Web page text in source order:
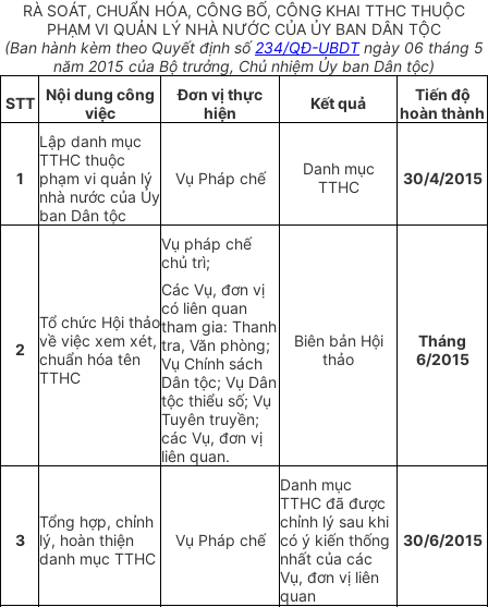
RÀ SOÁT, CHUẨN HÓA, CÔNG BỐ, CÔNG KHAI TTHC THUỘC
PHẠM VI QUẢN LÝ NHÀ NƯỚC CỦA ỦY BAN DÂN TỘC
(Ban hành kèm theo Quyết định số234/QĐ-UBDTngày 06 tháng 5
năm 2015 của Bộ trưởng, Chủ nhiệm Ủy ban Dân tộc)
STT
Nội dung công
việc
Đơn vị thực
hiện
Kết quả Tiến độ
hoàn thành
1
Lập danh mục
TTHC thuộc
phạm vi quản lý
nhà nước của Ủy
ban Dân tộc
Vụ Pháp chế
Danh mục
TTHC
30/4/2015
2
Tổ chức Hội thảo
về việc xem xét,
chuẩn hóa tên
TTHC
Vụ pháp chế
chủ trì;
Các Vụ, đơn vị
có liên quan
tham gia: Thanh
tra, Văn phòng;
Vụ Chính sách
Dân tộc; Vụ Dân
tộc thiểu số; Vụ
Tuyên truyền;
các Vụ, đơn vị
liên quan.
Biên bản Hội
thảo
Tháng
6/2015
3
Tổng hợp, chỉnh
lý, hoàn thiện
danh mục TTHC
Vụ Pháp chế
Danh mục
TTHC đã được
chỉnh lý sau khi
có ý kiến thống
nhất của các
Vụ, đơn vị liên
quan
30/6/2015